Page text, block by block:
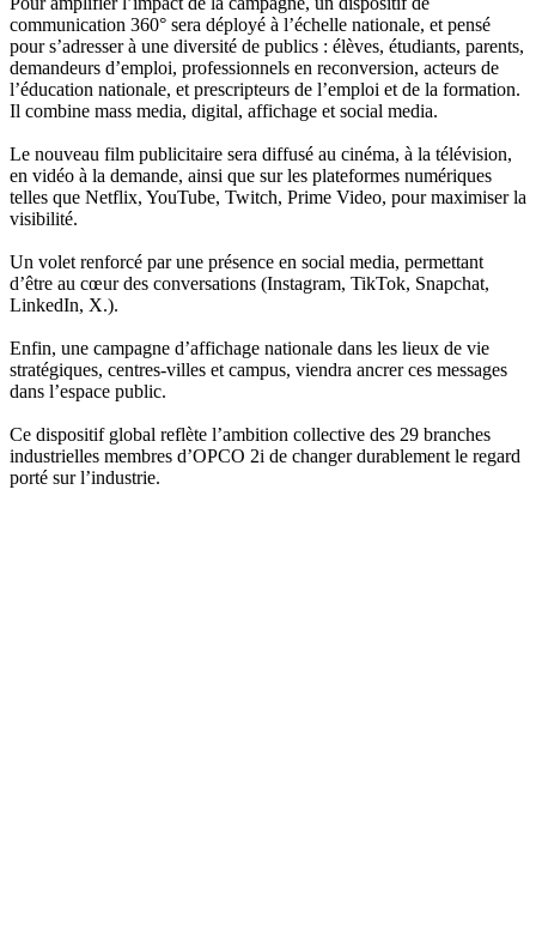
communication 360° sera déployé à l’échelle nationale, et pensé
pour s’adresser à une diversité de publics : élèves, étudiants, parents,
demandeurs d’emploi, professionnels en reconversion, acteurs de
l’éducation nationale, et prescripteurs de l’emploi et de la formation.
Il combine mass media, digital, affichage et social media.
Le nouveau film publicitaire sera diffusé au cinéma, à la télévision,
en vidéo à la demande, ainsi que sur les plateformes numériques
telles que Netflix, YouTube, Twitch, Prime Video, pour maximiser la
visibilité.
Un volet renforcé par une présence en social media, permettant
d’être au cœur des conversations (Instagram, TikTok, Snapchat,
LinkedIn, X.).
Enfin, une campagne d’affichage nationale dans les lieux de vie
stratégiques, centres-villes et campus, viendra ancrer ces messages
dans l’espace public.
Ce dispositif global reflète l’ambition collective des 29 branches
industrielles membres d’OPCO 2i de changer durablement le regard
porté sur l’industrie.